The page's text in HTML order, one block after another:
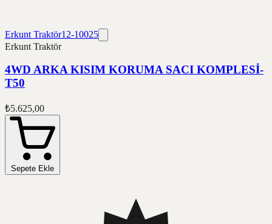
Erkunt Traktör12-10025
Erkunt Traktör
4WD ARKA KISIM KORUMA SACI KOMPLESİ-
T50
₺5.625,00
Sepete Ekle